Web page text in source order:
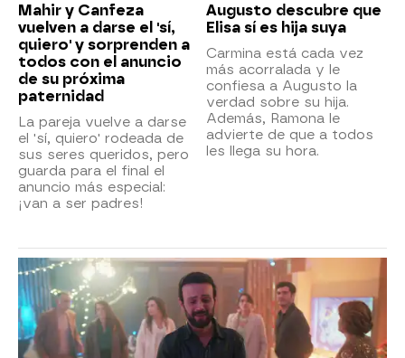
Mahir y Canfeza
vuelven a darse el 'sí,
quiero' y sorprenden a
todos con el anuncio
de su próxima
paternidad
La pareja vuelve a darse
el 'sí, quiero' rodeada de
sus seres queridos, pero
guarda para el final el
anuncio más especial:
¡van a ser padres!
Augusto descubre que
Elisa sí es hija suya
Carmina está cada vez
más acorralada y le
confiesa a Augusto la
verdad sobre su hija.
Además, Ramona le
advierte de que a todos
les llega su hora.